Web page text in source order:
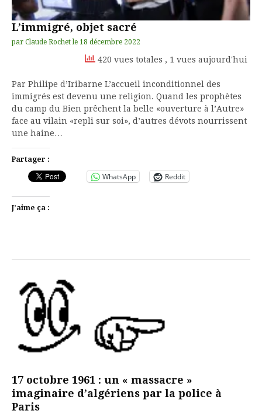
L’immigré, objet sacré
par Claude Rochet le 18 décembre 2022
420 vues totales , 1 vues aujourd'hui
Par Philipe d’Iribarne L’accueil inconditionnel des
immigrés est devenu une religion. Quand les prophètes
du camp du Bien prêchent la belle «ouverture à l’Autre»
face au vilain «repli sur soi», d’autres dévots nourrissent
une haine…
Partager :
WhatsApp Reddit
J’aime ça :
17 octobre 1961 : un « massacre »
imaginaire d’algériens par la police à
Paris